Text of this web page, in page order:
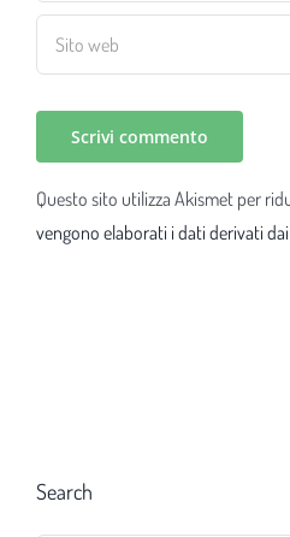
Questo sito utilizza Akismet per
vengono elaborati i dati derivati
Search